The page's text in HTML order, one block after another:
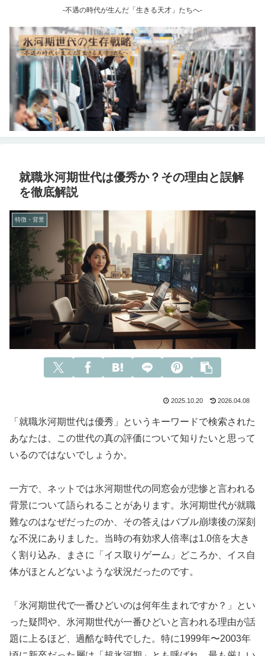
-不遇の時代が生んだ「生きる天才」たちへ-
就職氷河期世代は優秀か？その理由と誤解
を徹底解説
特徴・背景
2025.10.20 2026.04.08
「就職氷河期世代は優秀」というキーワードで検索された
あなたは、この世代の真の評価について知りたいと思って
いるのではないでしょうか。
一方で、ネットでは氷河期世代の同窓会が悲惨と言われる
背景について語られることがあります。氷河期世代が就職
難なのはなぜだったのか、その答えはバブル崩壊後の深刻
な不況にありました。当時の有効求人倍率は1.0倍を大き
く割り込み、まさに「イス取りゲーム」どころか、イス自
体がほとんどないような状況だったのです。
「氷河期世代で一番ひどいのは何年生まれですか？」とい
った疑問や、氷河期世代が一番ひどいと言われる理由が話
題に上るほど、過酷な時代でした。特に1999年〜2003年